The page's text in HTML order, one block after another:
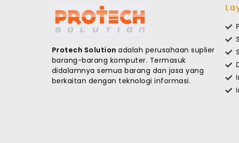
Protech Solution adalah perusahaan suplier
barang-barang komputer. Termasuk
didalamnya semua barang dan jasa yang
berkaitan dengan teknologi informasi.